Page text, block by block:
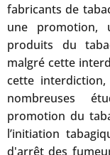
fabricants de
une promotion,
produits du
malgré cette
cette
nombreuses
promotion du
l’initiation
d'arrêt des